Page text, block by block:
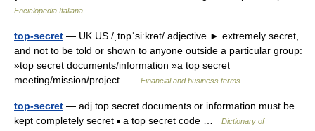
Enciclopedia Italiana
top-secret — UK US /ˌtɒpˈsiːkrət/ adjective ► extremely secret,
and not to be told or shown to anyone outside a particular group:
»top secret documents/information »a top secret
meeting/mission/project …
Financial and business terms
top-secret — adj top secret documents or information must be
kept completely secret ▪ a top secret code …
Dictionary of